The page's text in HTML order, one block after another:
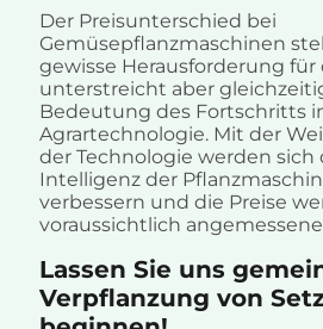
Der Preisunterschied bei
Gemüsepflanzmaschinen
gewisse Herausforderung für
unterstreicht aber
Bedeutung des Fortschritts
Agrartechnologie. Mit der
der Technologie werden
Intelligenz der
verbessern und die Preise
voraussichtlich
Lassen Sie uns
Verpflanzung von